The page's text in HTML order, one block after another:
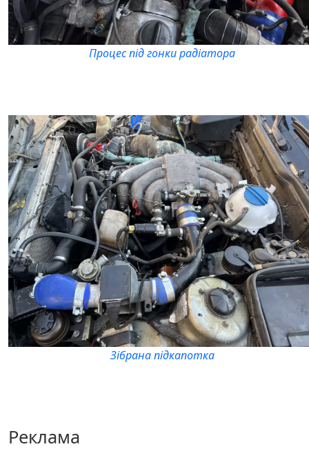
Процес під гонки радіатора
Зібрана підкапотка
Реклама